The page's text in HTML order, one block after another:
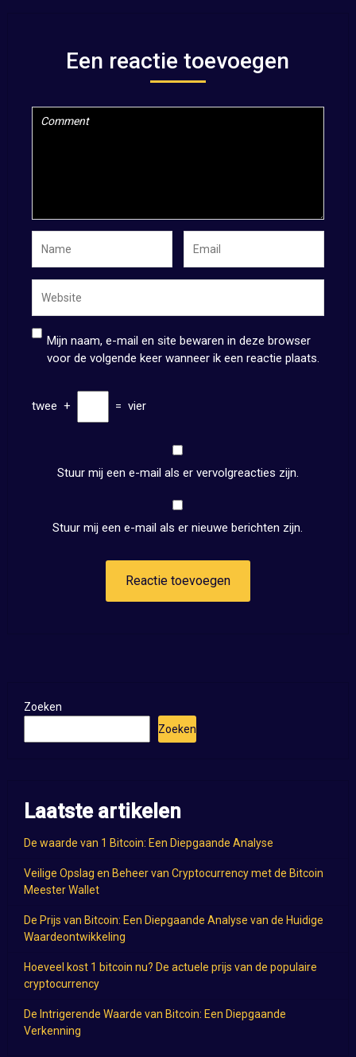
Een reactie toevoegen
Mijn naam, e-mail en site bewaren in deze browser
voor de volgende keer wanneer ik een reactie plaats.
twee + = vier
Stuur mij een e-mail als er vervolgreacties zijn.
Stuur mij een e-mail als er nieuwe berichten zijn.
Zoeken
Zoeken
Laatste artikelen
De waarde van 1 Bitcoin: Een Diepgaande Analyse
Veilige Opslag en Beheer van Cryptocurrency met de Bitcoin
Meester Wallet
De Prijs van Bitcoin: Een Diepgaande Analyse van de Huidige
Waardeontwikkeling
Hoeveel kost 1 bitcoin nu? De actuele prijs van de populaire
cryptocurrency
De Intrigerende Waarde van Bitcoin: Een Diepgaande
Verkenning